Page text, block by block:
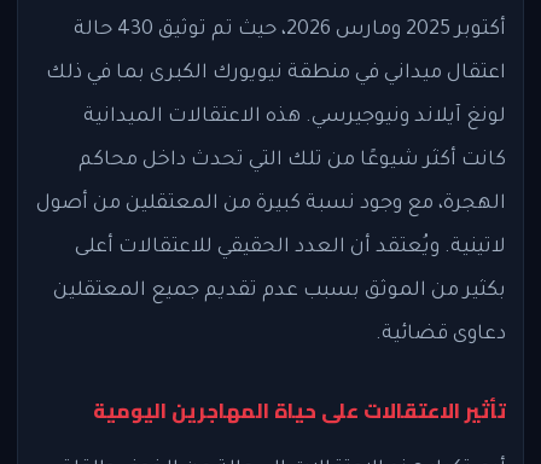
أكتوبر 2025 ومارس 2026، حيث تم توثيق 430 حالة
اعتقال ميداني في منطقة نيويورك الكبرى بما في ذلك
لونغ آيلاند ونيوجيرسي. هذه الاعتقالات الميدانية
كانت أكثر شيوعًا من تلك التي تحدث داخل محاكم
الهجرة، مع وجود نسبة كبيرة من المعتقلين من أصول
لاتينية. ويُعتقد أن العدد الحقيقي للاعتقالات أعلى
بكثير من الموثق بسبب عدم تقديم جميع المعتقلين
دعاوى قضائية.
تأثير الاعتقالات على حياة المهاجرين اليومية